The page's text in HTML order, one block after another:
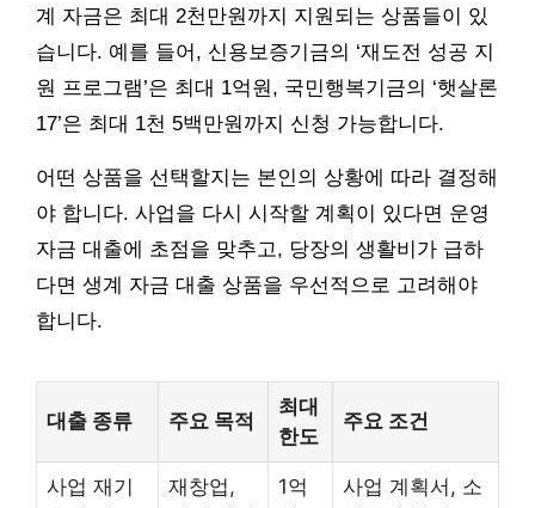
계 자금은 최대 2천만원까지 지원되는 상품들이 있
습니다. 예를 들어, 신용보증기금의 ‘재도전 성공 지
원 프로그램’은 최대 1억원, 국민행복기금의 ‘햇살론
17’은 최대 1천 5백만원까지 신청 가능합니다.
어떤 상품을 선택할지는 본인의 상황에 따라 결정해
야 합니다. 사업을 다시 시작할 계획이 있다면 운영
자금 대출에 초점을 맞추고, 당장의 생활비가 급하
다면 생계 자금 대출 상품을 우선적으로 고려해야
합니다.
대출 종류 주요 목적
최대
한도
주요 조건
사업 재기
재창업,
1억
사업 계획서, 소